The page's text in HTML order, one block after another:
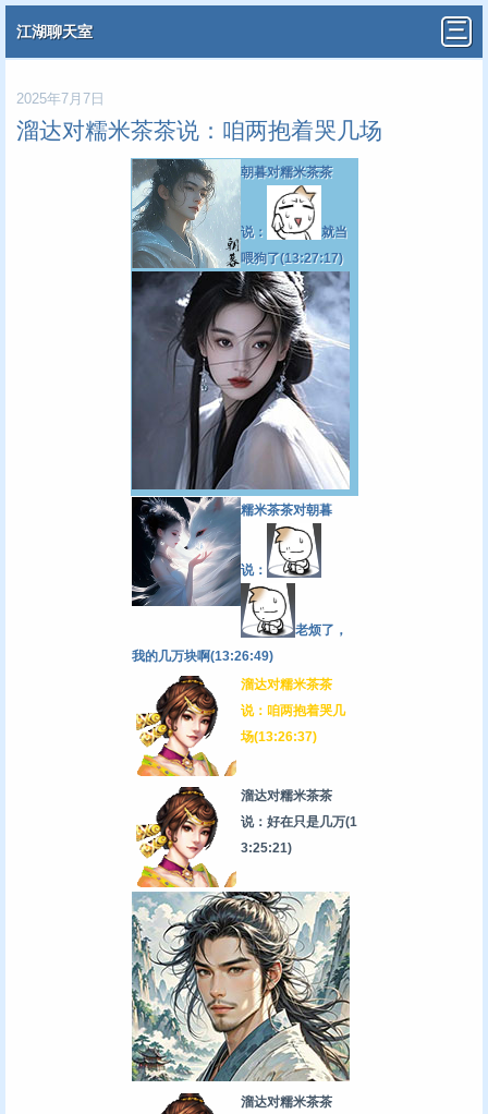
江湖聊天室
2025年7月7日
溜达对糯米茶茶说：咱两抱着哭几场
朝暮对糯米茶茶
说：
就当
喂狗了(13:27:17)
糯米茶茶对朝暮
说：
老烦了，
我的几万块啊(13:26:49)
溜达对糯米茶茶
说：咱两抱着哭几
场(13:26:37)
溜达对糯米茶茶
说：好在只是几万(1
3:25:21)
溜达对糯米茶茶